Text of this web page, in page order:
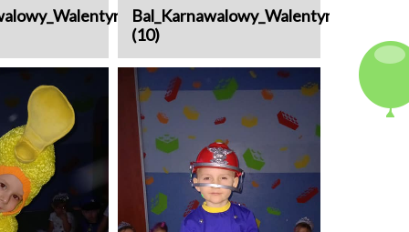
Bal_Karnawalowy_Walentynki
(10)